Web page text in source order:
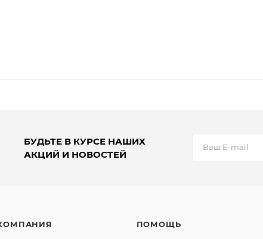
БУДЬТЕ В КУРСЕ НАШИХ
АКЦИЙ И НОВОСТЕЙ
ПОМОЩЬ